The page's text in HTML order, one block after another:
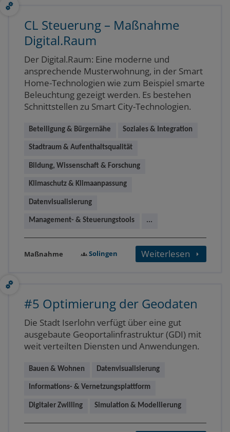
CL Steuerung – Maßnahme
Digital.Raum
Der Digital.Raum: Eine moderne und
ansprechende Musterwohnung, in der Smart
Home-Technologien wie zum Beispiel smarte
Beleuchtung gezeigt werden. Es bestehen
Schnittstellen zu Smart City-Technologien.
Beteiligung & Bürgernähe Soziales & Integration
Stadtraum & Aufenthaltsqualität
Bildung, Wissenschaft & Forschung
Klimaschutz & Klimaanpassung
Datenvisualisierung
Management- & Steuerungstools ...
Maßnahme Solingen Weiterlesen
#5 Optimierung der Geodaten
Die Stadt Iserlohn verfügt über eine gut
ausgebaute Geoportalinfrastruktur (GDI) mit
weit verteilten Diensten und Anwendungen.
Bauen & Wohnen Datenvisualisierung
Informations- & Vernetzungsplattform
Digitaler Zwilling Simulation & Modellierung